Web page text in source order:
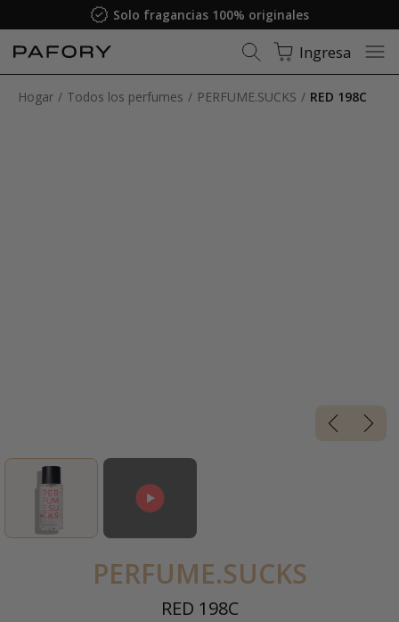
Solo fragancias 100% originales
Ingresa
Hogar Todos los perfumes PERFUME.SUCKS RED 198C
PERFUME.SUCKS
RED 198C